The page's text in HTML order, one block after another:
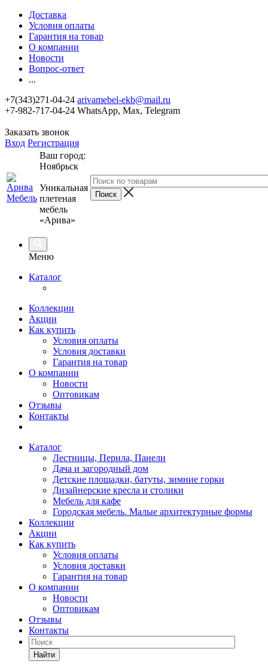
Доставка
Условия оплаты
Гарантия на товар
О компании
Новости
Вопрос-ответ
...
+7(343)271-04-24 arivamebel-ekb@mail.ru
+7-982-717-04-24 WhatsApp, Max, Telegram
Заказать звонок
Вход Регистрация
Ваш город:
Ноябрьск
Уникальная
плетеная
мебель
«Арива»
Меню
Каталог
Коллекции
Акции
Как купить
Условия оплаты
Условия доставки
Гарантия на товар
О компании
Новости
Оптовикам
Отзывы
Контакты
Каталог
Лестницы, Перила, Панели
Дача и загородный дом
Детские площадки, батуты, зимние горки
Дизайнерские кресла и столики
Мебель для кафе
Городская мебель. Малые архитектурные формы
Коллекции
Акции
Как купить
Условия оплаты
Условия доставки
Гарантия на товар
О компании
Новости
Оптовикам
Отзывы
Контакты
Найти